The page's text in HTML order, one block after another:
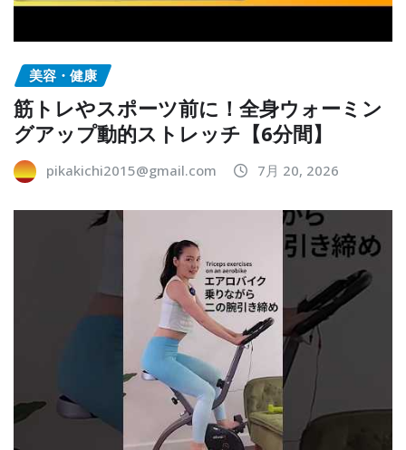
美容・健康
筋トレやスポーツ前に！全身ウォーミン
グアップ動的ストレッチ【6分間】
pikakichi2015@gmail.com 7月 20, 2026